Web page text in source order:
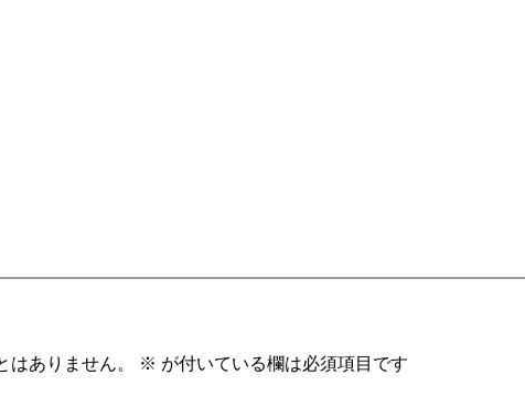
ありません。 ※ が付いている欄は必須項目です